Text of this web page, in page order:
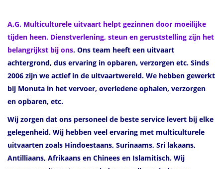
A.G. Multiculturele uitvaart helpt gezinnen door moeilijke
tijden heen. Dienstverlening, steun en geruststelling zijn het
belangrijkst bij ons. Ons team heeft een uitvaart
achtergrond, dus ervaring in opbaren, verzorgen etc. Sinds
2006 zijn we actief in de uitvaartwereld. We hebben gewerkt
bij Monuta in het vervoer, overledene ophalen, verzorgen
en opbaren, etc.
Wij zorgen dat ons personeel de beste service levert bij elke
gelegenheid. Wij hebben veel ervaring met multiculturele
uitvaarten zoals Hindoestaans, Surinaams, Sri lakaans,
Antilliaans, Afrikaans en Chinees en Islamitisch. Wij